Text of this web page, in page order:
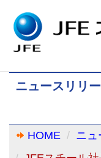
ニュースリリ
HOME ニュ